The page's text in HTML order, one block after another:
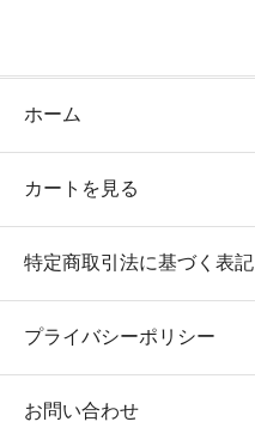
ホーム
カートを見る
特定商取引法に基づく表記
プライバシーポリシー
お問い合わせ